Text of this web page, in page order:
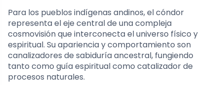
Para los pueblos indígenas andinos, el cóndor
representa el eje central de una compleja
cosmovisión que interconecta el universo físico y
espiritual. Su apariencia y comportamiento son
canalizadores de sabiduría ancestral, fungiendo
tanto como guía espiritual como catalizador de
procesos naturales.